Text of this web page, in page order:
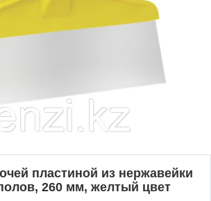
пластиной из нержавейки
260 мм, желтый цвет